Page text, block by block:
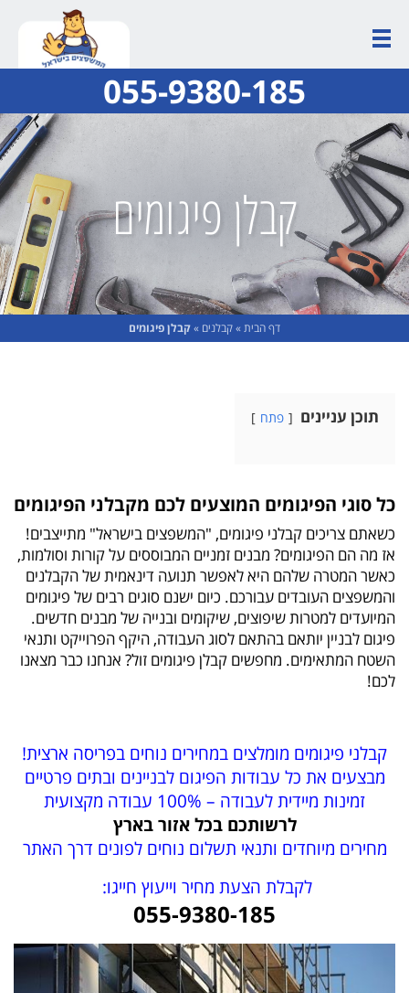
055-9380-185
קבלן פיגומים
דף הבית»קבלנים »קבלן פיגומים
תוכן עניינים פתח
כל סוגי הפיגומים המוצעים לכם מקבלני הפיגומים
כשאתם צריכים קבלני פיגומים, "המשפצים בישראל" מתייצבים!
אז מה הם הפיגומים? מבנים זמניים המבוססים על קורות וסולמות,
כאשר המטרה שלהם היא לאפשר תנועה דינאמית של הקבלנים
והמשפצים העובדים עבורכם. כיום ישנם סוגים רבים של פיגומים
המיועדים למטרות שיפוצים, שיקומים ובנייה של מבנים חדשים.
פיגום לבניין יותאם בהתאם לסוג העבודה, היקף הפרוייקט ותנאי
השטח המתאימים. מחפשים קבלן פיגומים זול? אנחנו כבר מצאנו
לכם!
קבלני פיגומים מומלצים במחירים נוחים בפריסה ארצית!
מבצעים את כל עבודות הפיגום לבניינים ובתים פרטיים
זמינות מיידית לעבודה – 100% עבודה מקצועית
לרשותכם בכל אזור בארץ
מחירים מיוחדים ותנאי תשלום נוחים לפונים דרך האתר
לקבלת הצעת מחיר וייעוץ חייגו:
055-9380-185